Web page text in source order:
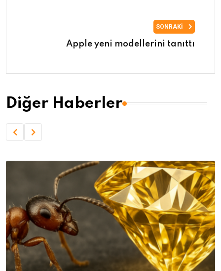
SONRAKI
Apple yeni modellerini tanıttı
Diğer Haberler